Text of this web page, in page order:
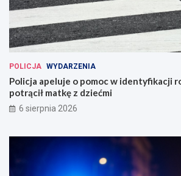
POLICJA WYDARZENIA
Policja apeluje o pomoc w identyfikacji
potrącił matkę z dziećmi
6 sierpnia 2026